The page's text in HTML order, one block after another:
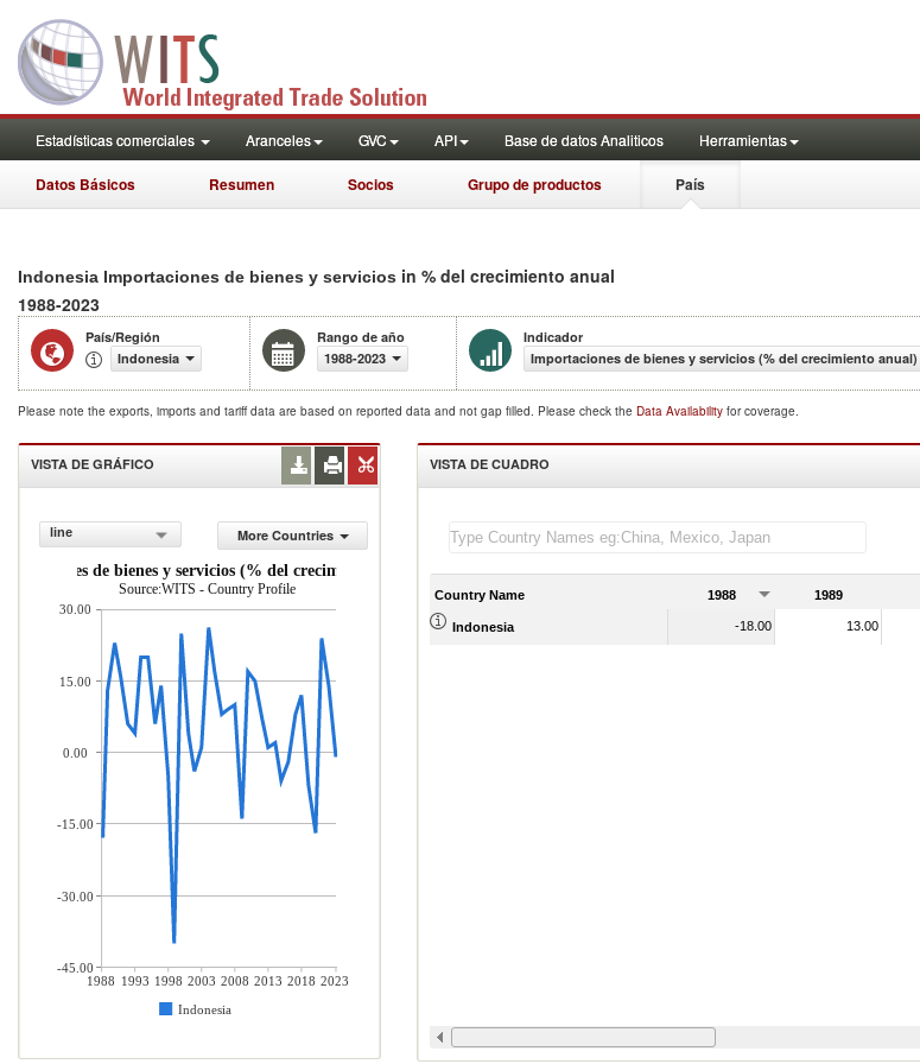
Estadísticas comerciales Aranceles GVC API Base de datos Analiticos Herramientas
Datos Básicos Resumen Socios Grupo de productos País
Indonesia Importaciones de bienes y servicios in % del crecimiento anual
1988-2023
País/Región
Indonesia
Rango de año
1988-2023
Indicador
Importaciones de bienes y servicios (% del crecimiento anual)
Please note the exports, imports and tariff data are based on reported data and not gap filled. Please check the Data Availability for coverage.
VISTA DE GRÁFICO
line
More Countries
de bienes y servicios (% del crecimiento anual)
Source:WITS - Country Profile
1988 1993 1998 2003 2008 2013 2018 2023
Indonesia
30.00
15.00
0.00
-15.00
-30.00
-45.00
VISTA DE CUADRO
Country Name 1988 1989
Indonesia -18.00 13.00